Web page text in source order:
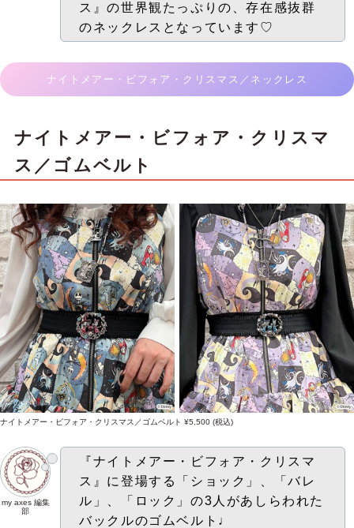
ス』の世界観たっぷりの、存在感抜群
のネックレスとなっています♡
ナイトメアー・ビフォア・クリスマス／ネックレス
ナイトメアー・ビフォア・クリスマ
ス／ゴムベルト
ナイトメアー・ビフォア・クリスマス／ゴムベルト ¥5,500 (税込)
my axes 編集
部
『ナイトメアー・ビフォア・クリスマ
ス』に登場する「ショック」、「バレ
ル」、「ロック」の3人があしらわれた
バックルのゴムベルト♩